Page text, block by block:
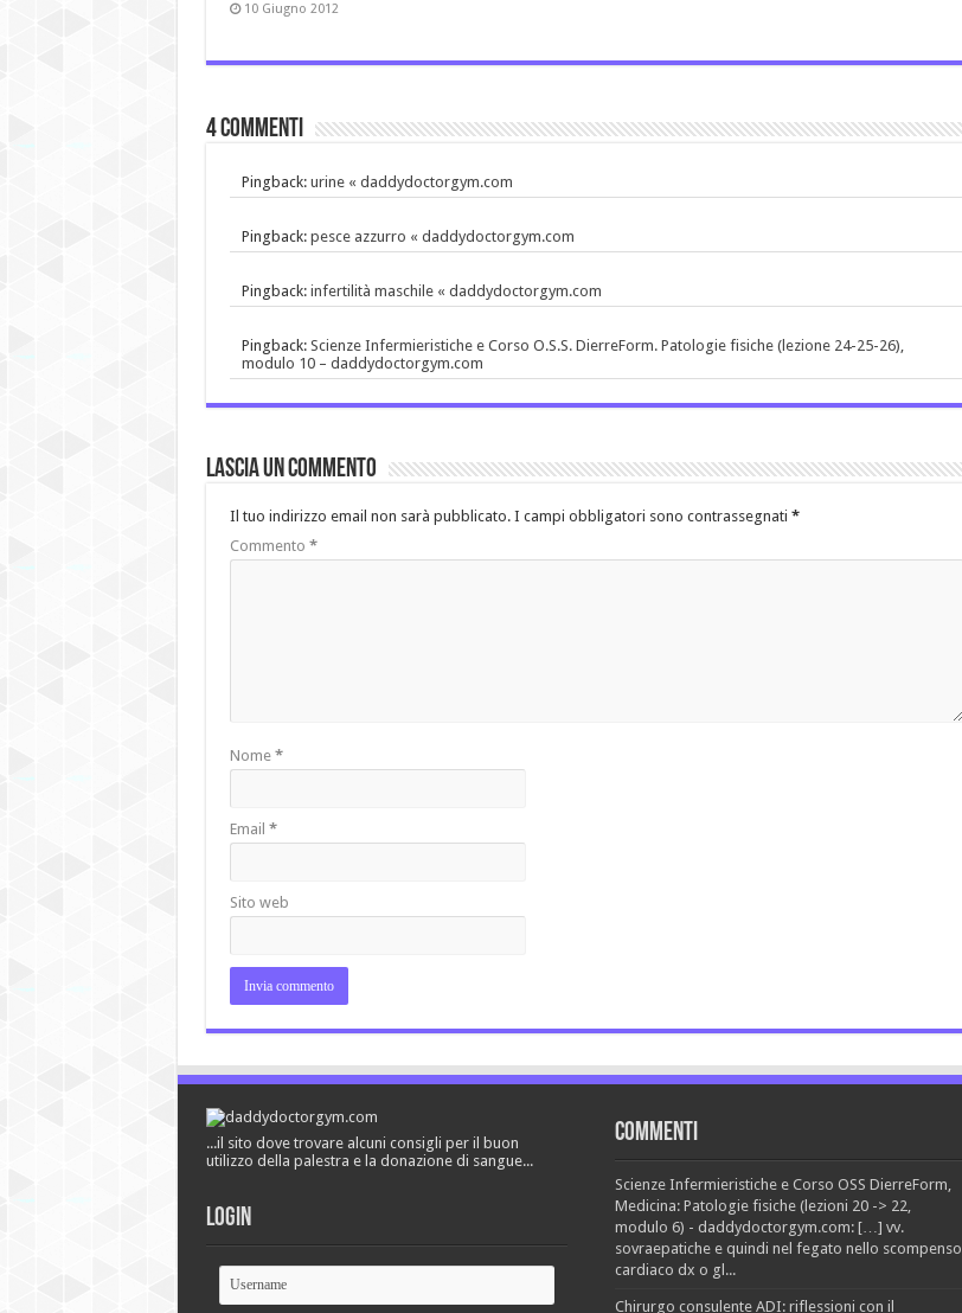
10 Giugno 2012
4 commenti
Pingback: urine « daddydoctorgym.com
Pingback: pesce azzurro « daddydoctorgym.com
Pingback: infertilità maschile « daddydoctorgym.com
Pingback: Scienze Infermieristiche e Corso O.S.S. DierreForm. Patologie fisiche (lezione 24-25-26),
modulo 10 – daddydoctorgym.com
Lascia un commento
Il tuo indirizzo email non sarà pubblicato. I campi obbligatori sono contrassegnati *
Commento *
Nome *
Email *
Sito web
...il sito dove trovare alcuni consigli per il buon
utilizzo della palestra e la donazione di sangue...
Login
Commenti
Scienze Infermieristiche e Corso OSS DierreForm,
Medicina: Patologie fisiche (lezioni 20 -> 22,
modulo 6) - daddydoctorgym.com: […] vv.
sovraepatiche e quindi nel fegato nello scompenso
cardiaco dx o gl...
Chirurgo consulente ADI: riflessioni con il